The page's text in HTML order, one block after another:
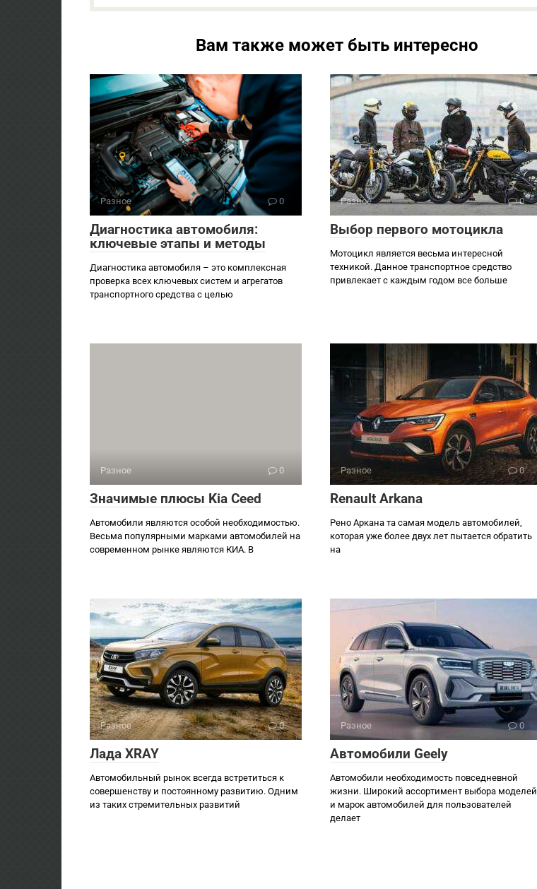
Вам также может быть интересно
Разное 0
Диагностика автомобиля:
ключевые этапы и методы
Диагностика автомобиля – это комплексная
проверка всех ключевых систем и агрегатов
транспортного средства с целью
Разное 0
Выбор первого мотоцикла
Мотоцикл является весьма интересной
техникой. Данное транспортное средство
привлекает с каждым годом все больше
Разное 0
Значимые плюсы Kia Ceed
Автомобили являются особой необходимостью.
Весьма популярными марками автомобилей на
современном рынке являются КИА. В
Разное 0
Renault Arkana
Рено Аркана та самая модель автомобилей,
которая уже более двух лет пытается обратить
на
Разное 0
Лада XRAY
Автомобильный рынок всегда встретиться к
совершенству и постоянному развитию. Одним
из таких стремительных развитий
Разное 0
Автомобили Geely
Автомобили необходимость повседневной
жизни. Широкий ассортимент выбора моделей
и марок автомобилей для пользователей
делает